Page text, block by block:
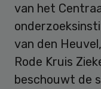
van het
van den
Rode Kruis
beschouwt de